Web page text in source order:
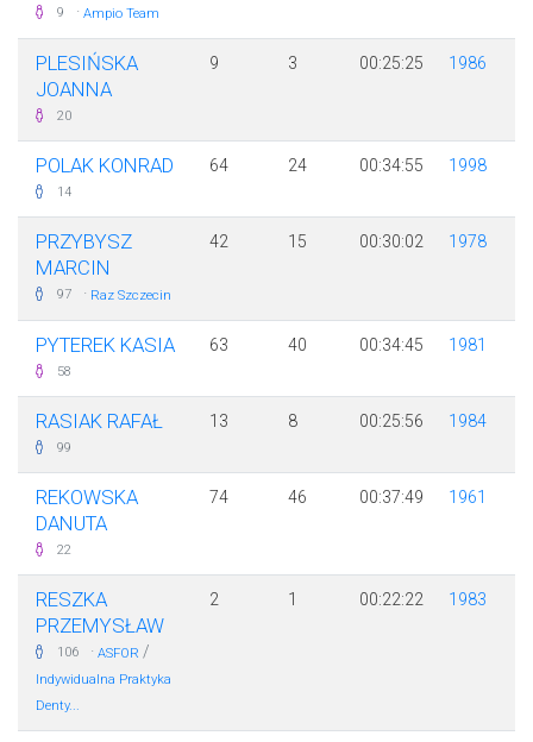
9 · Ampio Team
PLESIŃSKA
JOANNA
20
9 3 00:25:25 1986
POLAK KONRAD
14
64 24 00:34:55 1998
PRZYBYSZ
MARCIN
97 · Raz Szczecin
42 15 00:30:02 1978
PYTEREK KASIA
58
63 40 00:34:45 1981
RASIAK RAFAŁ
99
13 8 00:25:56 1984
REKOWSKA
DANUTA
22
74 46 00:37:49 1961
RESZKA
PRZEMYSŁAW
106 · ASFOR /
Indywidualna Praktyka
Denty...
2 1 00:22:22 1983